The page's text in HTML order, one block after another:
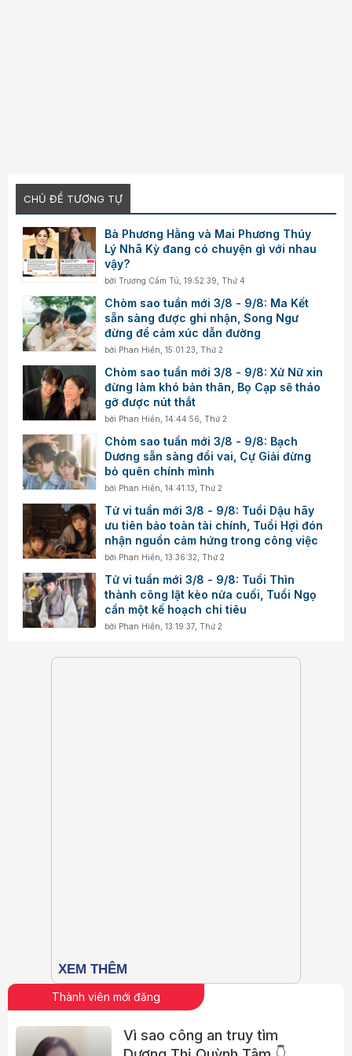
CHỦ ĐỀ TƯƠNG TỰ
Bà Phương Hằng và Mai Phương Thúy
Lý Nhã Kỳ đang có chuyện gì với nhau
vậy?
bởiTrương Cẩm Tú ,19:52:39, Thứ 4
Chòm sao tuần mới 3/8 - 9/8: Ma Kết
sẵn sàng được ghi nhận, Song Ngư
đừng để cảm xúc dẫn đường
bởi Phan Hiền ,15:01:23, Thứ 2
Chòm sao tuần mới 3/8 - 9/8: Xử Nữ xin
đừng làm khó bản thân, Bọ Cạp sẽ tháo
gỡ được nút thắt
bởi Phan Hiền ,14:44:56, Thứ 2
Chòm sao tuần mới 3/8 - 9/8: Bạch
Dương sẵn sàng đổi vai, Cự Giải đừng
bỏ quên chính mình
bởi Phan Hiền ,14:41:13, Thứ 2
Tử vi tuần mới 3/8 - 9/8: Tuổi Dậu hãy
ưu tiên bảo toàn tài chính, Tuổi Hợi đón
nhận nguồn cảm hứng trong công việc
bởi Phan Hiền ,13:36:32, Thứ 2
Tử vi tuần mới 3/8 - 9/8: Tuổi Thìn
thành công lật kèo nửa cuối, Tuổi Ngọ
cần một kế hoạch chi tiêu
bởi Phan Hiền ,13:19:37, Thứ 2
Thành viên mới đăng
Vì sao công an truy tìm